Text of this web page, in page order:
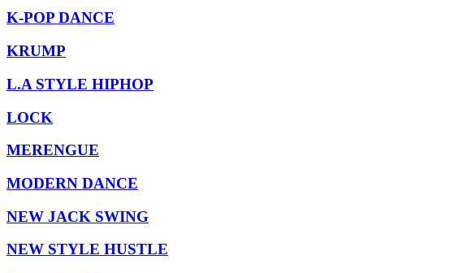
K-POP DANCE
KRUMP
L.A STYLE HIPHOP
LOCK
MERENGUE
MODERN DANCE
NEW JACK SWING
NEW STYLE HUSTLE